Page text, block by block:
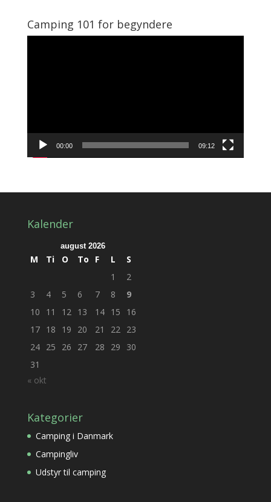
Camping 101 for begyndere
00:00 09:12
Kalender
august 2026
M Ti O To F L
S
1
2
3
4 5 6 7 8
9
10
11 12 13 14 15
16
17 18 19 20 21 22 23
24 25 26 27 28 29
30
31
« okt
Kategorier
Camping i Danmark
Campingliv
Udstyr til camping